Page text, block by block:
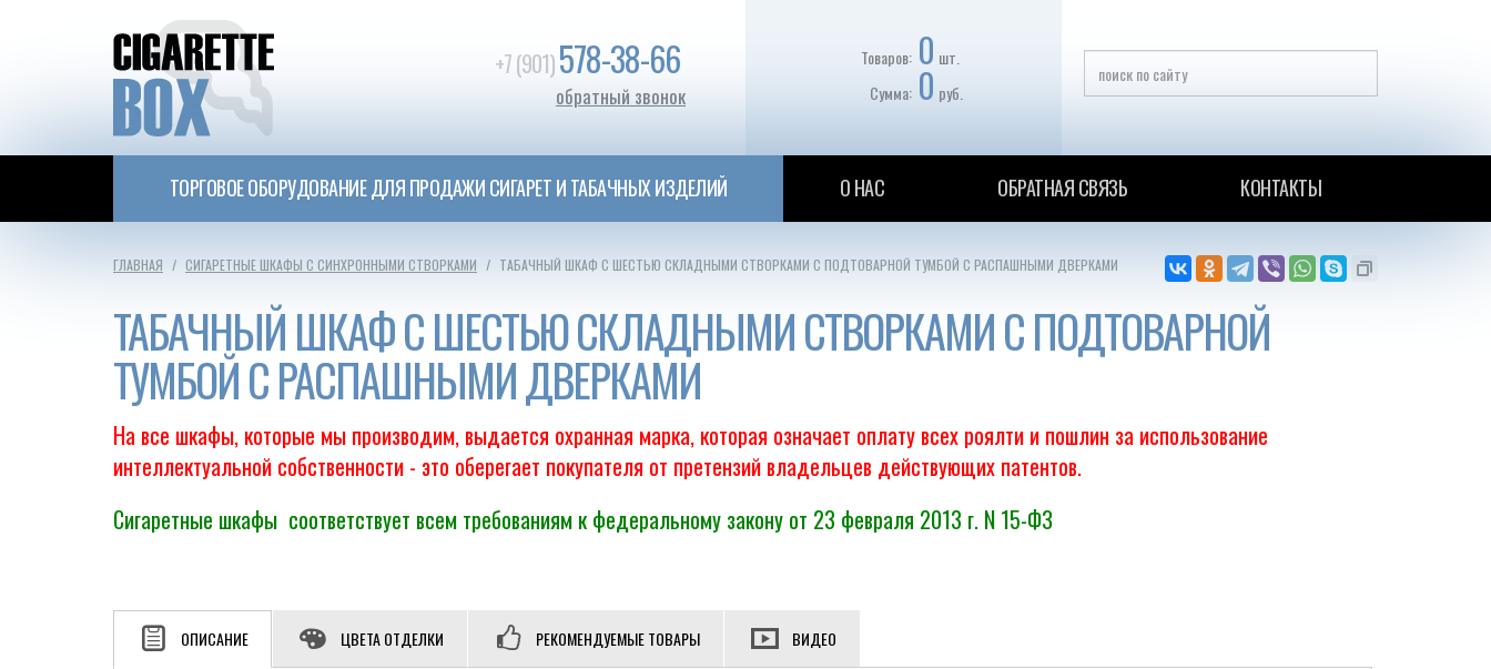
+7 (901)578-38-66
обратный звонок
Товаров: 0 шт.
Сумма: 0 руб.
ТОРГОВОЕ ОБОРУДОВАНИЕ ДЛЯ ПРОДАЖИ СИГАРЕТ И ТАБАЧНЫХ ИЗДЕЛИЙ О НАС ОБРАТНАЯ СВЯЗЬ КОНТАКТЫ
ГЛАВНАЯ СИГАРЕТНЫЕ ШКАФЫ С СИНХРОННЫМИ СТВОРКАМИ ТАБАЧНЫЙ ШКАФ С ШЕСТЬЮ СКЛАДНЫМИ СТВОРКАМИ С ПОДТОВАРНОЙ ТУМБОЙ С РАСПАШНЫМИ ДВЕРКАМИ
ТАБАЧНЫЙ ШКАФ С ШЕСТЬЮ СКЛАДНЫМИ СТВОРКАМИ С ПОДТОВАРНОЙ
ТУМБОЙ С РАСПАШНЫМИ ДВЕРКАМИ
На все шкафы, которые мы производим, выдается охранная марка, которая означает оплату всех роялти и пошлин за использование
интеллектуальной собственности - это оберегает покупателя от претензий владельцев действующих патентов.
Сигаретные шкафы соответствует всем требованиям к федеральному закону от 23 февраля 2013 г. N 15-ФЗ
ОПИСАНИЕ ЦВЕТА ОТДЕЛКИ РЕКОМЕНДУЕМЫЕ ТОВАРЫ ВИДЕО